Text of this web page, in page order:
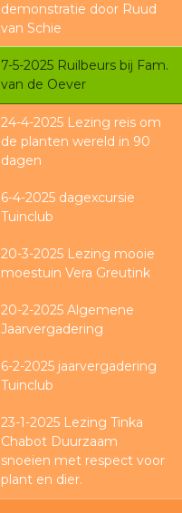
demonstratie door Ruud
van Schie
7-5-2025 Ruilbeurs bij Fam.
van de Oever
24-4-2025 Lezing reis om
de planten wereld in 90
dagen
6-4-2025 dagexcursie
Tuinclub
20-3-2025 Lezing mooie
moestuin Vera Greutink
20-2-2025 Algemene
Jaarvergadering
6-2-2025 jaarvergadering
Tuinclub
23-1-2025 Lezing Tinka
Chabot Duurzaam
snoeien met respect voor
plant en dier.